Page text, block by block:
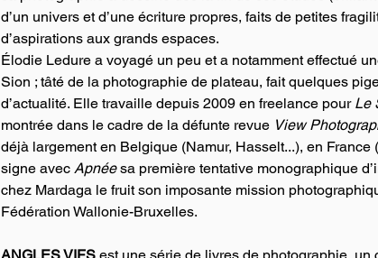
d’un univers et d’une écriture propres, faits de petites
d’aspirations aux grands espaces.
Élodie Ledure a voyagé un peu et a notamment effectué
Sion ; tâté de la photographie de plateau, fait quelques
d’actualité. Elle travaille depuis 2009 en freelance pour Le
montrée dans le cadre de la défunte revue View
déjà largement en Belgique (Namur, Hasselt...), en
signe avec Apnée sa première tentative monographique
chez Mardaga le fruit son imposante mission
Fédération Wallonie-Bruxelles.